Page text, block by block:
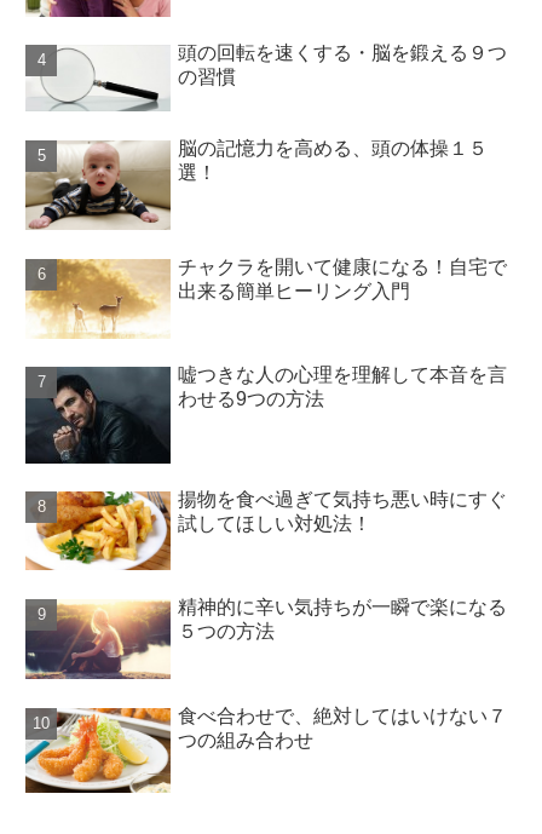
頭の回転を速くする・脳を鍛える９つ
の習慣
脳の記憶力を高める、頭の体操１５
選！
チャクラを開いて健康になる！自宅で
出来る簡単ヒーリング入門
嘘つきな人の心理を理解して本音を言
わせる9つの方法
揚物を食べ過ぎて気持ち悪い時にすぐ
試してほしい対処法！
精神的に辛い気持ちが一瞬で楽になる
５つの方法
食べ合わせで、絶対してはいけない７
つの組み合わせ